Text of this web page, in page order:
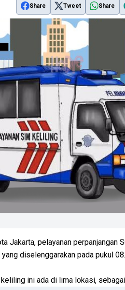
Share Tweet Share
Jakarta, pelayanan
diselenggarakan pada pukul
ini ada di lima lokasi,